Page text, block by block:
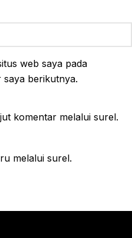
web saya pada
berikutnya.
komentar melalui surel.
melalui surel.